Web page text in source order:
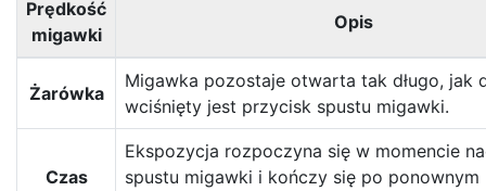
Prędkość
migawki
Opis
Żarówka
Migawka pozostaje otwarta tak długo, jak
wciśnięty jest przycisk spustu migawki.
Czas
Ekspozycja rozpoczyna się w momencie
spustu migawki i kończy się po ponownym